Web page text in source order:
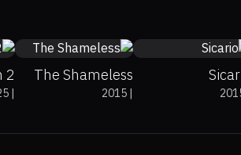
The Shameless
|
2015
2
|